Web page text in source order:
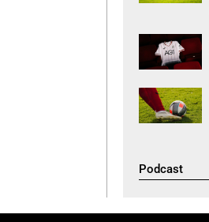
Podcast​